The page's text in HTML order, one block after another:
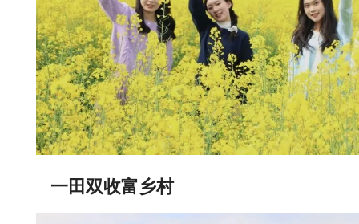
一田双收富乡村